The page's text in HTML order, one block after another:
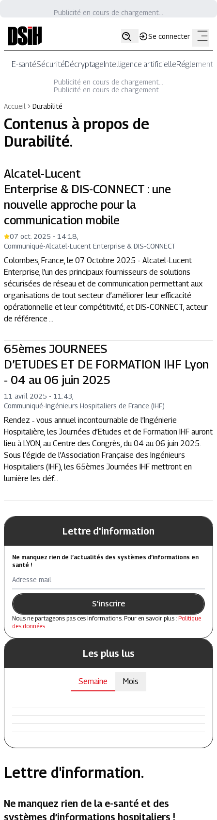
Publicité en cours de chargement...
Se connecter
E-santéSécuritéDécryptageIntelligence artificielle
Publicité en cours de chargement...
Publicité en cours de chargement...
Accueil
Durabilité
Contenus à propos de
Durabilité.
Alcatel-Lucent
Enterprise & DIS-CONNECT : une
nouvelle approche pour la
communication mobile
07 oct. 2025 - 14:18
Communiqué-Alcatel-Lucent Enterprise & DIS-CONNECT
Colombes, France, le 07 Octobre 2025 - Alcatel-Lucent
Enterprise, l'un des principaux fournisseurs de solutions
sécurisées de réseau et de communication permettant aux
organisations de tout secteur d’améliorer leur efficacité
opérationnelle et leur compétitivité, et DIS-CONNECT, acteur
de référence ...
65èmes JOURNEES
D’ETUDES ET DE FORMATION IHF Lyon
‐ 04 au 06 juin 2025
11 avril 2025 - 11:43
Communiqué-Ingénieurs Hospitaliers de France (IHF)
Rendez ‐ vous annuel incontournable de l’Ingénierie
Hospitalière, les Journées d’Etudes et de Formation IHF auront
lieu à LYON, au Centre des Congrès, du 04 au 06 juin 2025.
Sous l’égide de l’Association Française des Ingénieurs
Hospitaliers (IHF), les 65èmes Journées IHF mettront en
lumière les déf...
Lettre d'information
Ne manquez rien de l’actualités des systèmes d’informations en
santé !
Adresse mail
S'inscrire
Nous ne partageons pas ces informations. Pour en savoir plus : Politique
des données
Les plus lus
Semaine Mois
Lettre d'information.
Ne manquez rien de la e-santé et des
systèmes d’informations hospitaliers !